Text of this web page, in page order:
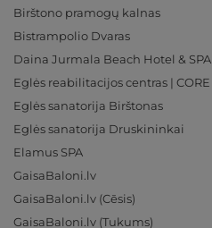
Birštono pramogų kalnas
Bistrampolio Dvaras
Daina Jurmala Beach Hotel & SPA
Eglės reabilitacijos centras | CORE
Eglės sanatorija Birštonas
Eglės sanatorija Druskininkai
Elamus SPA
GaisaBaloni.lv
GaisaBaloni.lv (Cēsis)
GaisaBaloni.lv (Tukums)